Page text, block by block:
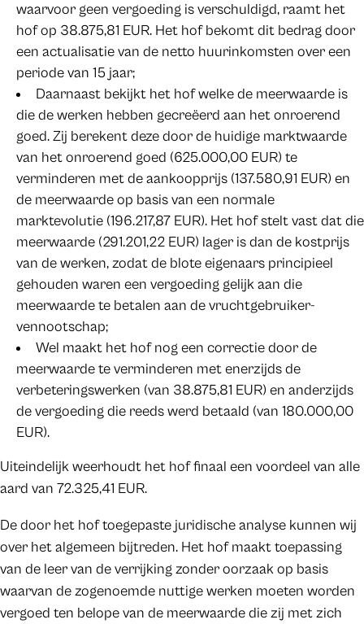
waarvoor geen vergoeding is verschuldigd, raamt het
hof op 38.875,81 EUR. Het hof bekomt dit bedrag door
een actualisatie van de netto huurinkomsten over een
periode van 15 jaar;
Daarnaast bekijkt het hof welke de meerwaarde is
die de werken hebben gecreëerd aan het onroerend
goed. Zij berekent deze door de huidige marktwaarde
van het onroerend goed (625.000,00 EUR) te
verminderen met de aankoopprijs (137.580,91 EUR) en
de meerwaarde op basis van een normale
marktevolutie (196.217,87 EUR). Het hof stelt vast dat die
meerwaarde (291.201,22 EUR) lager is dan de kostprijs
van de werken, zodat de blote eigenaars principieel
gehouden waren een vergoeding gelijk aan die
meerwaarde te betalen aan de vruchtgebruiker-
vennootschap;
Wel maakt het hof nog een correctie door de
meerwaarde te verminderen met enerzijds de
verbeteringswerken (van 38.875,81 EUR) en anderzijds
de vergoeding die reeds werd betaald (van 180.000,00
EUR).
Uiteindelijk weerhoudt het hof finaal een voordeel van alle
aard van 72.325,41 EUR.
De door het hof toegepaste juridische analyse kunnen wij
over het algemeen bijtreden. Het hof maakt toepassing
van de leer van de verrijking zonder oorzaak op basis
waarvan de zogenoemde nuttige werken moeten worden
vergoed ten belope van de meerwaarde die zij met zich